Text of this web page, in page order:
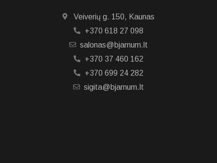
Veiverių g. 150, Kaunas
+370 618 27 098
salonas@bjarnum.lt
+370 37 460 162
+370 699 24 282
sigita@bjarnum.lt